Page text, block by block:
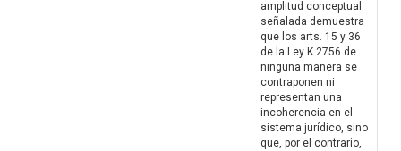
amplitud conceptual
señalada demuestra
que los arts. 15 y 36
de la Ley K 2756 de
ninguna manera se
contraponen ni
representan una
incoherencia en el
sistema jurídico, sino
que, por el contrario,